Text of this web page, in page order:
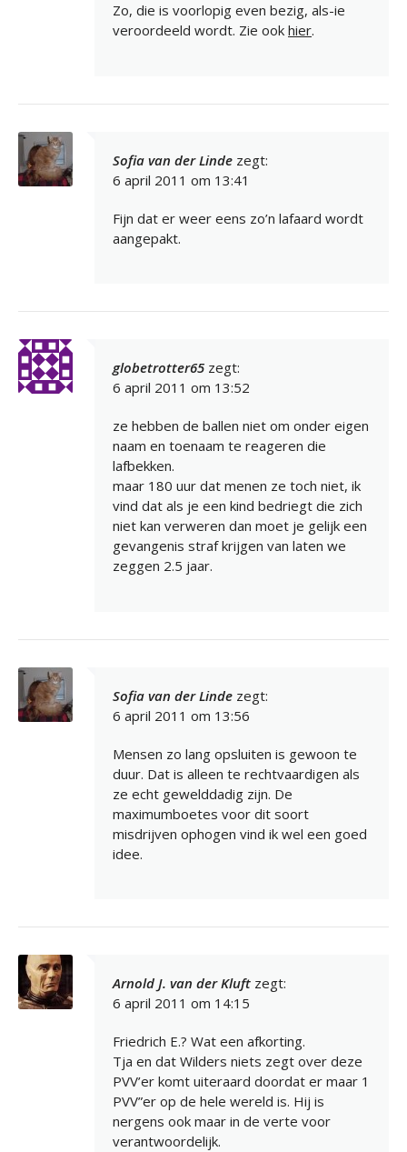
Zo, die is voorlopig even bezig, als-ie
veroordeeld wordt. Zie ook hier.
Sofia van der Linde zegt:
6 april 2011 om 13:41
Fijn dat er weer eens zo’n lafaard wordt
aangepakt.
globetrotter65 zegt:
6 april 2011 om 13:52
ze hebben de ballen niet om onder eigen
naam en toenaam te reageren die
lafbekken.
maar 180 uur dat menen ze toch niet, ik
vind dat als je een kind bedriegt die zich
niet kan verweren dan moet je gelijk een
gevangenis straf krijgen van laten we
zeggen 2.5 jaar.
Sofia van der Linde zegt:
6 april 2011 om 13:56
Mensen zo lang opsluiten is gewoon te
duur. Dat is alleen te rechtvaardigen als
ze echt gewelddadig zijn. De
maximumboetes voor dit soort
misdrijven ophogen vind ik wel een goed
idee.
Arnold J. van der Kluft zegt:
6 april 2011 om 14:15
Friedrich E.? Wat een afkorting.
Tja en dat Wilders niets zegt over deze
PVV’er komt uiteraard doordat er maar 1
PVV”er op de hele wereld is. Hij is
nergens ook maar in de verte voor
verantwoordelijk.